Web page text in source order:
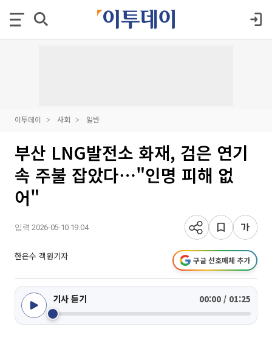
이투데이 사회 일반
부산 LNG발전소 화재, 검은 연기
속 주불 잡았다⋯"인명 피해 없
어"
입력 2026-05-10 19:04
한은수 객원기자 구글 선호매체 추가
기사 듣기 00:00 / 01:25